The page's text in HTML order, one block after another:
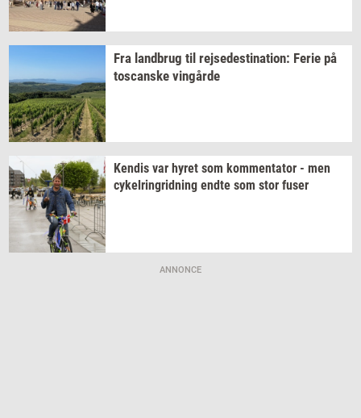
Fra land­brug til rej­se­desti­na­tion: Ferie på
toscan­ske vin­går­de
Ken­dis var hyret som kom­men­ta­tor - men
cy­kel­rin­grid­ning endte som stor fuser
ANNONCE